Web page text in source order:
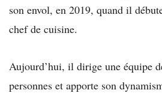
son envol, en 2019, quand il
chef de cuisine.
Aujourd’hui, il dirige une équipe
personnes et apporte son